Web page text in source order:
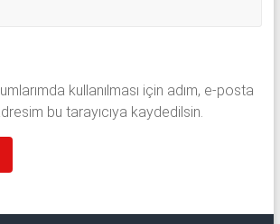
kullanılması için adım, e-posta
bu tarayıcıya kaydedilsin.